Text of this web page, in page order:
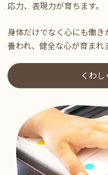
これからも、子どもた
いたしました。
新年度がスタートして1ヶ
応力、表現力が育ちます。
身体だけでなく心にも働き
養われ、健全な心が育まれ
くわし